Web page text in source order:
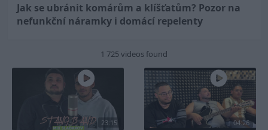
Jak se ubránit komárům a klíšťatům? Pozor na
nefunkční náramky i domácí repelenty
1 725 videos found
23:15 04:26